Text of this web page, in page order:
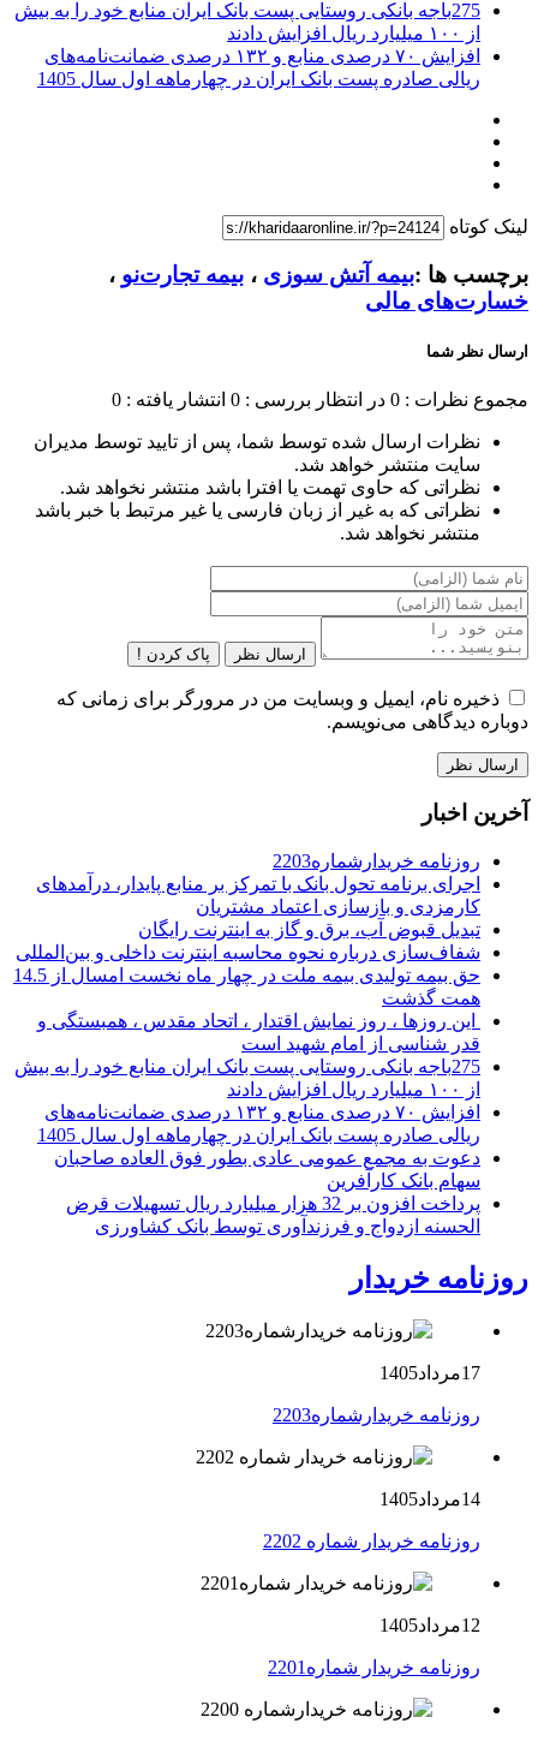
275باجه بانکی روستایی پست بانک ایران منابع خود را به بیش
از ۱۰۰ میلیارد ریال افزایش دادند
افزایش ۷۰ درصدی منابع و ۱۳۲ درصدی ضمانت‌نامه‌های
ریالی صادره پست بانک ایران در چهارماهه اول سال 1405
لینک کوتاه
برچسب ها :بیمه آتش سوزی ، بیمه تجارت‌نو ،
خسارت‌های مالی
ارسال نظر شما
مجموع نظرات : 0 در انتظار بررسی : 0 انتشار یافته : 0
نظرات ارسال شده توسط شما، پس از تایید توسط مدیران
سایت منتشر خواهد شد.
نظراتی که حاوی تهمت یا افترا باشد منتشر نخواهد شد.
نظراتی که به غیر از زبان فارسی یا غیر مرتبط با خبر باشد
منتشر نخواهد شد.
ارسال نظر پاک کردن !
ذخیره نام، ایمیل و وبسایت من در مرورگر برای زمانی که
دوباره دیدگاهی می‌نویسم.
آخرین اخبار
روزنامه خریدارشماره2203
اجرای برنامه تحول بانک با تمرکز بر منابع پایدار، درآمدهای
کارمزدی و بازسازی اعتماد مشتریان
تبدیل قبوض آب، برق و گاز به اینترنت رایگان
شفاف‌سازی درباره نحوه محاسبه اینترنت داخلی و بین‌المللی
حق بیمه تولیدی بیمه ملت در چهار ماه نخست امسال از 14.5
همت گذشت
این روزها ، روز نمایش اقتدار ، اتحاد مقدس ، همبستگی و
قدر شناسی از امام شهید است
275باجه بانکی روستایی پست بانک ایران منابع خود را به بیش
از ۱۰۰ میلیارد ریال افزایش دادند
افزایش ۷۰ درصدی منابع و ۱۳۲ درصدی ضمانت‌نامه‌های
ریالی صادره پست بانک ایران در چهارماهه اول سال 1405
دعوت به مجمع عمومی عادی بطور فوق العاده صاحبان
سهام بانک کارآفرین
پرداخت افزون بر 32 هزار میلیارد ریال تسهیلات قرض
الحسنه ازدواج و فرزندآوری توسط بانک کشاورزی
روزنامه خریدار
17مرداد1405
روزنامه خریدارشماره2203
14مرداد1405
روزنامه خریدار شماره 2202
12مرداد1405
روزنامه خریدار شماره2201